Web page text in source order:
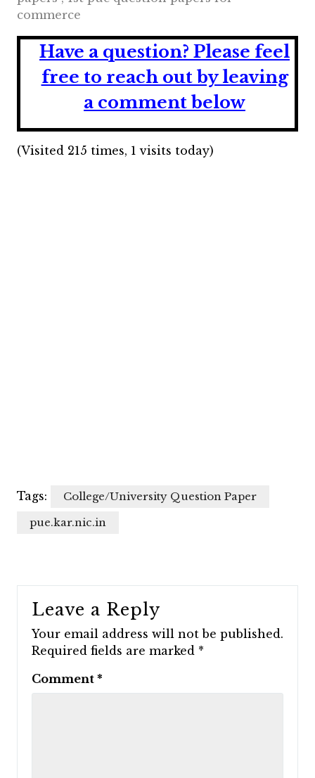
commerce
Have a question? Please feel
free to reach out by leaving
a comment below
(Visited 215 times, 1 visits today)
Tags:
College/University Question Paper
pue.kar.nic.in
Leave a Reply
Your email address will not be published.
Required fields are marked *
Comment *